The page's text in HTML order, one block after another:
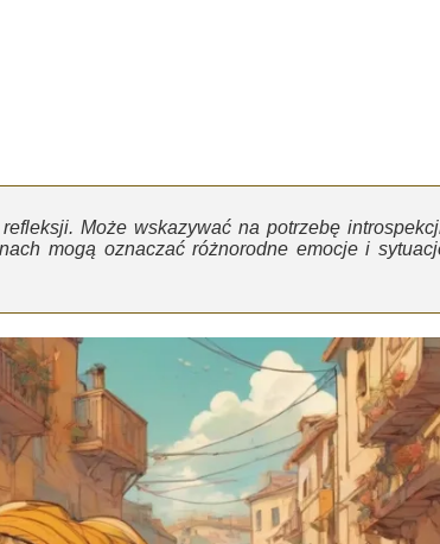
Może wskazywać na potrzebę
mogą oznaczać różnorodne emocje i